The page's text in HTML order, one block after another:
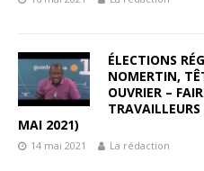
ÉLECTIONS
NOMERTIN,
OUVRIER –
MAI 2021)
14 mai 2021 La rédaction